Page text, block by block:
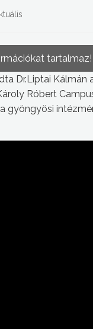
tartalmaz!
Dr.Liptai
Róbert
gyöngyösi